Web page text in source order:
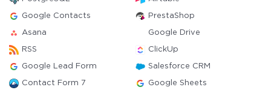
Google Contacts PrestaShop
Asana Google Drive
RSS ClickUp
Google Lead Form Salesforce CRM
Contact Form 7 Google Sheets